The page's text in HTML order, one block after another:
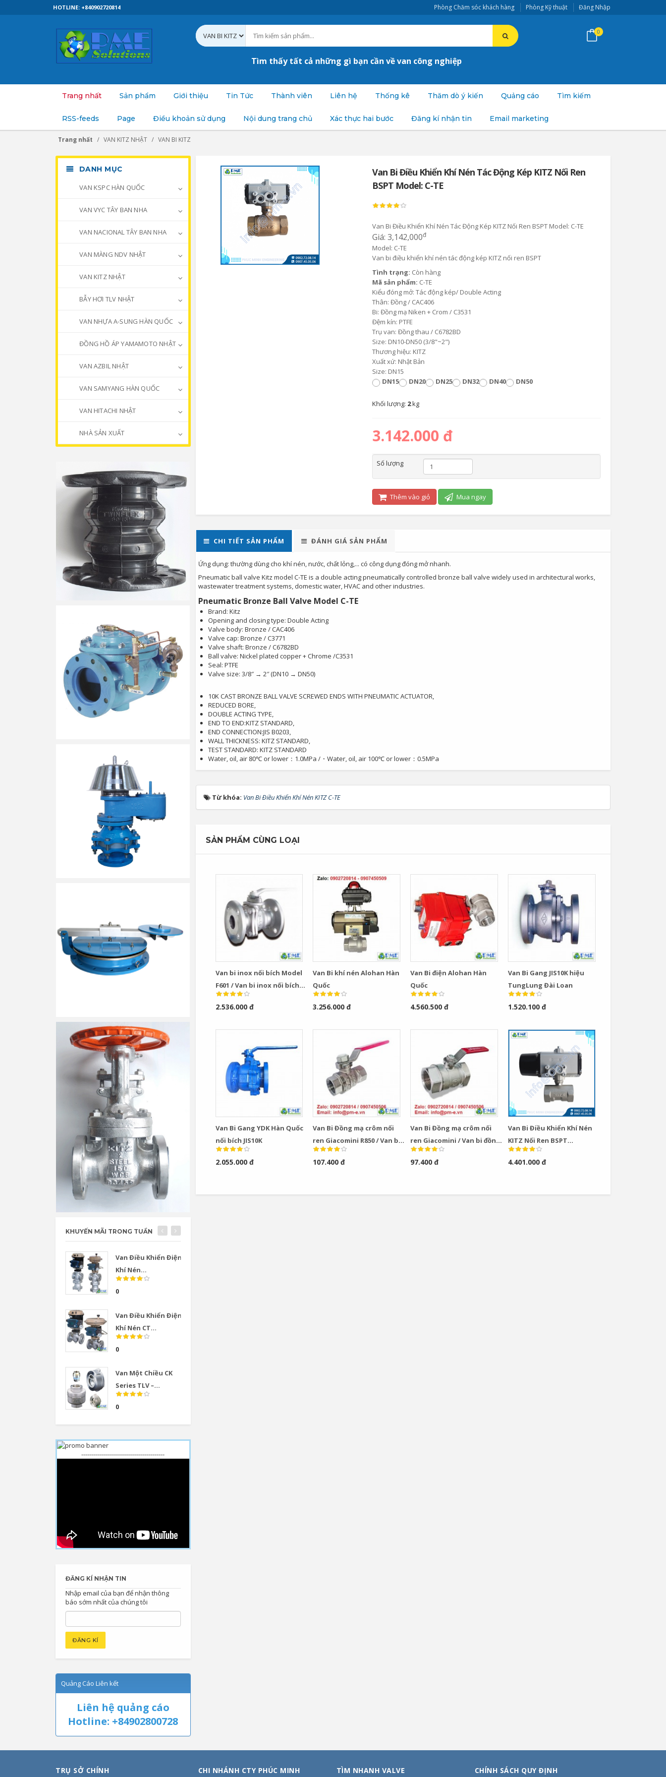
Phòng Chăm sóc khách hàng Phòng Kỹ thuật Đăng Nhập
HOTLINE: +840902720814
Tìm thấy tất cả những gì bạn cần về van công nghiệp
0
Trang nhất Sản phẩm Giới thiệu Tin Tức Thành viên Liên hệ Thống kê Thăm dò ý kiến Quảng cáo Tìm kiếm
RSS-feeds Page Điều khoản sử dụng Nội dung trang chủ Xác thực hai bước Đăng kí nhận tin Email marketing
Trang nhất VAN KITZ NHẬT VAN BI KITZ
Van Bi Điều Khiển Khí Nén Tác Động Kép KITZ Nối Ren
BSPT Model: C-TE
Van Bi Điều Khiển Khí Nén Tác Động Kép KITZ Nối Ren BSPT Model: C-TE
Giá: 3,142,000đ
Model: C-TE
Van bi điều khiển khí nén tác động kép KITZ nối ren BSPT
Tình trạng: Còn hàng
Mã sản phẩm: C-TE
Kiểu đóng mở: Tác động kép/ Double Acting
Thân: Đồng / CAC406
Bi: Đồng mạ Niken + Crom / C3531
Đệm kín: PTFE
Trụ van: Đồng thau / C6782BD
Size: DN10-DN50 (3/8"~2")
Thương hiệu: KITZ
Xuất xứ: Nhật Bản
Size: DN15
DN15
DN20 DN25 DN32 DN40 DN50
Khối lượng: 2kg
3.142.000 đ
Số lượng
Thêm vào giỏ Mua ngay
CHI TIẾT SẢN PHẨM ĐÁNH GIÁ SẢN PHẨM
Ứng dụng: thường dùng cho khí nén, nước, chất lỏng,... có công dụng đóng mở nhanh.
Pneumatic ball valve Kitz model C-TE is a double acting pneumatically controlled bronze ball valve widely used in architectural works,
wastewater treatment systems, domestic water, HVAC and other industries.
Pneumatic Bronze Ball Valve Model C-TE
Brand: Kitz
Opening and closing type: Double Acting
Valve body: Bronze / CAC406
Valve cap: Bronze / C3771
Valve shaft: Bronze / C6782BD
Ball valve: Nickel plated copper + Chrome /C3531
Seal: PTFE
Valve size: 3/8″ → 2″ (DN10 → DN50)
10K CAST BRONZE BALL VALVE SCREWED ENDS WITH PNEUMATIC ACTUATOR,
REDUCED BORE,
DOUBLE ACTING TYPE,
END TO END:KITZ STANDARD,
END CONNECTION:JIS B0203,
WALL THICKNESS: KITZ STANDARD,
TEST STANDARD: KITZ STANDARD
Water, oil, air 80℃ or lower：1.0MPa /・Water, oil, air 100℃ or lower：0.5MPa
Từ khóa: Van Bi Điều Khiển Khí Nén KITZ C-TE
SẢN PHẨM CÙNG LOẠI
Van bi inox nối bích Model
F601 / Van bi inox nối bích
Model F602
2.536.000 đ
Van Bi khí nén Alohan Hàn
Quốc
3.256.000 đ
Van Bi điện Alohan Hàn
Quốc
4.560.500 đ
Van Bi Gang JIS10K hiệu
TungLung Đài Loan
1.520.100 đ
Van Bi Gang YDK Hàn Quốc
nối bích JIS10K
2.055.000 đ
Van Bi Đồng mạ crôm nối
ren Giacomini R850 / Van bi
đồng Giacomini Italy model
R850
107.400 đ
Van Bi Đồng mạ crôm nối
ren Giacomini / Van bi đồng
Giacomini Italy
97.400 đ
Van Bi Điều Khiển Khí Nén
KITZ Nối Ren BSPT
Model CS-UTE
4.401.000 đ
DANH MỤC
VAN KSPC HÀN QUỐC
VAN VYC TÂY BAN NHA
VAN NACIONAL TÂY BAN NHA
VAN MÀNG NDV NHẬT
VAN KITZ NHẬT
BẪY HƠI TLV NHẬT
VAN NHỰA A-SUNG HÀN QUỐC
ĐỒNG HỒ ÁP YAMAMOTO NHẬT
VAN AZBIL NHẬT
VAN SAMYANG HÀN QUỐC
VAN HITACHI NHẬT
NHÀ SẢN XUẤT
KHUYẾN MÃI TRONG TUẦN
Van Điều Khiển Điện
Khí Nén...
0
Van Điều Khiển Điện
Khí Nén CT...
0
Van Một Chiều CK
Series TLV –...
0
------------------------------------------
ĐĂNG KÍ NHẬN TIN
Nhập email của bạn để nhận thông
báo sớm nhất của chúng tôi
Quảng Cáo Liên kết
Liên hệ quảng cáo
Hotline: +84902800728
TRỤ SỞ CHÍNH CHI NHÁNH CTY PHÚC MINH TÌM NHANH VALVE CHÍNH SÁCH QUY ĐỊNH